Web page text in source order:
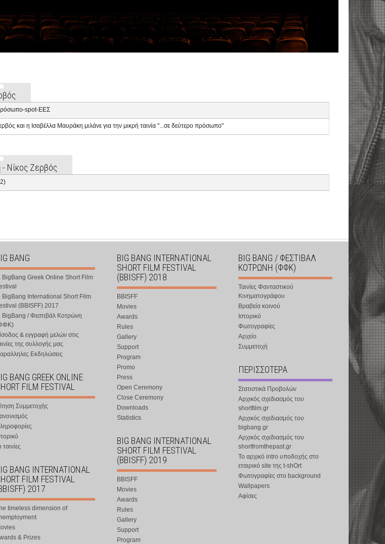
spot-ΕΕΣ
και η Ισαβέλλα Μαυράκη μιλάνε για την μικρή ταινία "...σε δεύτερο πρόσωπο"
- Νίκος Ζερβός
BANG
BigBang Greek Online Short Film
BigBang International Short Film
(BBISFF) 2017
BigBang / Φεστιβάλ Κοτρώνη
& εγγραφή μελών στις
της συλλογής μας
Εκδηλώσεις
BANG GREEK ONLINE
FILM FESTIVAL
Συμμετοχής
ταινίες
BANG INTERNATIONAL
FILM FESTIVAL
2017
timeless dimension of
& Prizes
BIG BANG INTERNATIONAL
SHORT FILM FESTIVAL
(BBISFF) 2018
BBISFF
Movies
Awards
Rules
Gallery
Support
Program
Promo
Press
Open Ceremony
Close Ceremony
Downloads
Statistics
BIG BANG INTERNATIONAL
SHORT FILM FESTIVAL
(BBISFF) 2019
BBISFF
Movies
Awards
Rules
Gallery
Support
Program
BIG BANG / ΦΕΣΤΙΒΑΛ
ΚΟΤΡΩΝΗ (ΦΦΚ)
Ταινίες Φανταστικού
Κινηματογράφου
Βραβεία κοινού
Ιστορικό
Φωτογραφίες
Αρχείο
Συμμετοχή
ΠΕΡΙΣΣΟΤΕΡΑ
Στατιστικά Προβολών
Αρχικός σχεδιασμός του
shortfilm.gr
Αρχικός σχεδιασμός του
bigbang.gr
Αρχικός σχεδιασμός του
shortfromthepast.gr
Το αρχικό intro υποδοχής στο
εταιρικό site της t-shOrt
Φωτογραφίες στο background
Wallpapers
Αφίσες